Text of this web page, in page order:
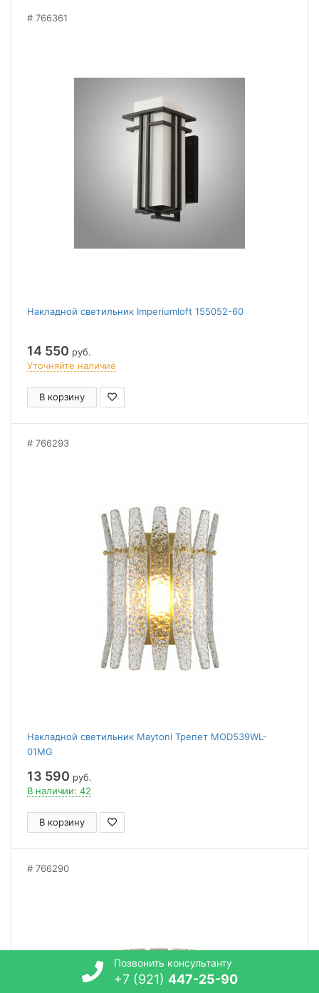
766361
Накладной светильник Imperiumloft 155052-60
14 550 руб.
Уточняйте наличие
В корзину
766293
Накладной светильник Maytoni Трепет MOD539WL-
01MG
13 590 руб.
В наличии: 42
В корзину
766290
Позвонить консультанту
+7 (921) 447-25-90